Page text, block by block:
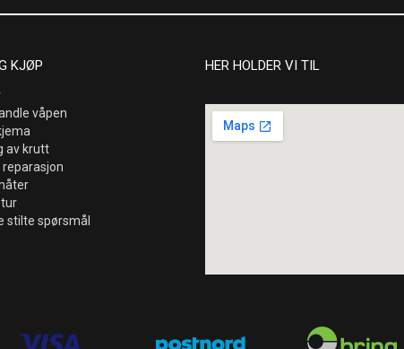
KJØP
våpen
av krutt
reparasjon
stilte spørsmål
HER HOLDER VI TIL